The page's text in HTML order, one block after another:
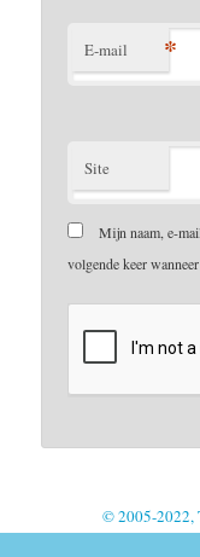
E-mail *
Site
Mijn naam, e-
volgende keer
© 2005-2022,